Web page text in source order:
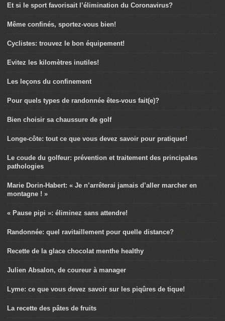
Et si le sport favorisait l’élimination du Coronavirus?
Même confinés, sportez-vous bien!
Cyclistes: trouvez le bon équipement!
Evitez les kilomètres inutiles!
Les leçons du confinement
Pour quels types de randonnée êtes-vous fait(e)?
Bien choisir sa chaussure de golf
Longe-côte: tout ce que vous devez savoir pour pratiquer!
Le coude du golfeur: prévention et traitement des principales
pathologies
Marie Dorin-Habert: « Je n’arrêterai jamais d’aller marcher en
montagne ! »
« Pause pipi »: éliminez sans attendre!
Randonnée: quel ravitaillement pour quelle distance?
Recette de la glace chocolat menthe healthy
Julien Absalon, de coureur à manager
Lyme: ce que vous devez savoir sur les piqûres de tique!
La recette des pâtes de fruits